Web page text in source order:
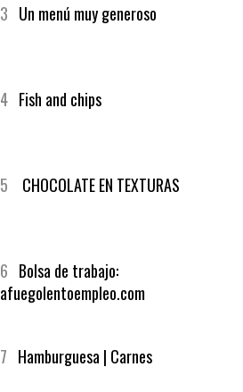
3 Un menú muy generoso
4 Fish and chips
5 CHOCOLATE EN TEXTURAS
6 Bolsa de trabajo:
afuegolentoempleo.com
7 Hamburguesa | Carnes